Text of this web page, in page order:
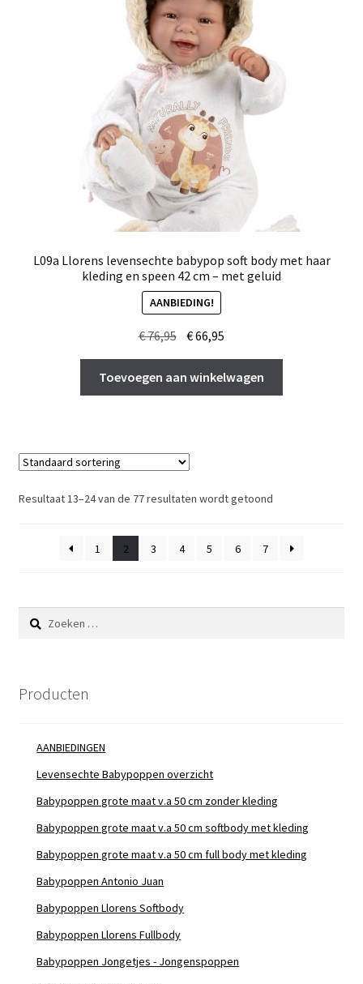
L09a Llorens levensechte babypop soft body met haar
kleding en speen 42 cm – met geluid
AANBIEDING!
€76,95 Oorspronkelijke
prijs
was:
€ 76,95.
€66,95
prijs
is:
€ 66,95.
Toevoegen aan winkelwagen
Resultaat 13–24 van de 77 resultaten wordt getoond
1 2 3 4 5 6 7
Zoeken
naar:
Producten
AANBIEDINGEN
Levensechte Babypoppen overzicht
Babypoppen grote maat v.a 50 cm zonder kleding
Babypoppen grote maat v.a 50 cm softbody met kleding
Babypoppen grote maat v.a 50 cm full body met kleding
Babypoppen Antonio Juan
Babypoppen Llorens Softbody
Babypoppen Llorens Fullbody
Babypoppen Jongetjes - Jongenspoppen